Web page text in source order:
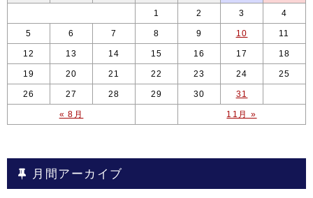
« 8月 11月 »
1 2 3 4
5 6 7 8 9 10 11
12 13 14 15 16 17 18
19 20 21 22 23 24 25
26 27 28 29 30 31
月間アーカイブ